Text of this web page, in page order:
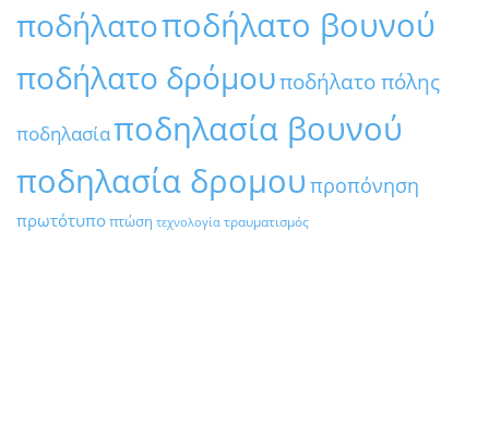
ποδήλατοποδήλατο βουνού
ποδήλατο δρόμουποδήλατο πόλης
ποδηλασίαποδηλασία βουνού
ποδηλασία δρομου προπόνηση
πρωτότυποπτώση τεχνολογία τραυματισμός